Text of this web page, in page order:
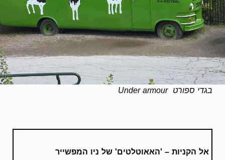
בגדי ספורט Under armour
אל הקניות – 'האאוטלטים' של ניו המפשייר